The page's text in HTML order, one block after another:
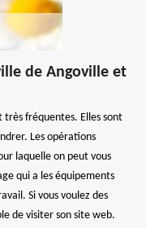
de Angoville et
très fréquentes. Elles sont
Les opérations
laquelle on peut vous
qui a les équipements
Si vous voulez des
de visiter son site web.